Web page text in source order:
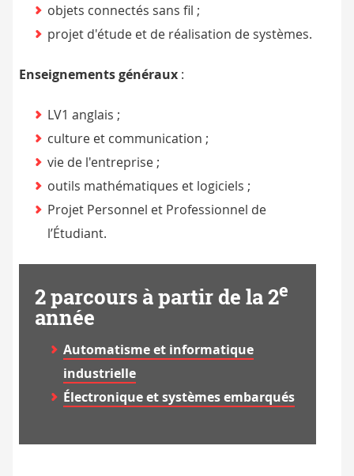
objets connectés sans fil ;
projet d'étude et de réalisation de systèmes.
Enseignements généraux :
LV1 anglais ;
culture et communication ;
vie de l'entreprise ;
outils mathématiques et logiciels ;
Projet Personnel et Professionnel de
l’Étudiant.
2 parcours à partir de la 2e
année
Automatisme et informatique
industrielle
Électronique et systèmes embarqués